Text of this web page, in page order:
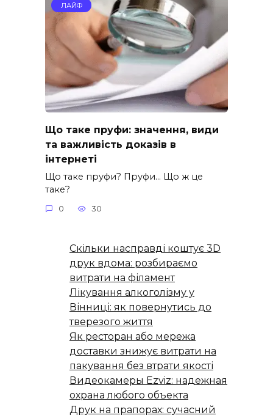
ЛАЙФ
Що таке пруфи: значення, види
та важливість доказів в
інтернеті
Що таке пруфи? Пруфи… Що ж це
таке?
0 30
Скільки насправді коштує 3D
друк вдома: розбираємо
витрати на філамент
Лікування алкоголізму у
Вінниці: як повернутись до
тверезого життя
Як ресторан або мережа
доставки знижує витрати на
пакування без втрати якості
Видеокамеры Ezviz: надежная
охрана любого объекта
Друк на прапорах: сучасний